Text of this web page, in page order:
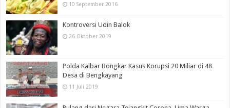
10 September 2016
Kontroversi Udin Balok
26 Oktober 2019
Polda Kalbar Bongkar Kasus Korupsi 20 Miliar di 48
Desa di Bengkayang
11 Juli 2019